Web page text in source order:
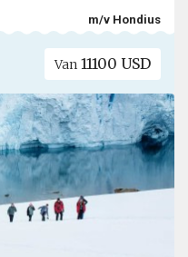
m/v Hondius
Van 11100 USD